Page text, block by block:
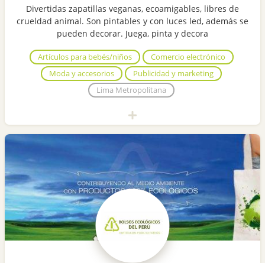
Divertidas zapatillas veganas, ecoamigables, libres de
crueldad animal. Son pintables y con luces led, además se
pueden decorar. Juega, pinta y decora
Artículos para bebés/niños
Comercio electrónico
Moda y accesorios
Publicidad y marketing
Lima Metropolitana